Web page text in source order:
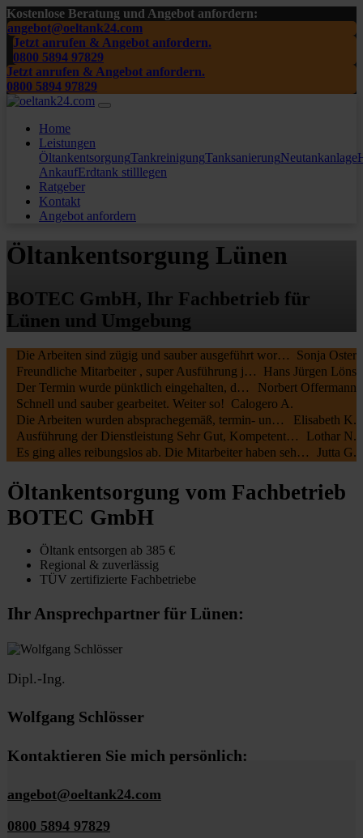
Kostenlose Beratung und Angebot anfordern:
angebot@oeltank24.com
Jetzt anrufen & Angebot anfordern.
0800 5894 97829
Jetzt anrufen & Angebot anfordern.
0800 5894 97829
Home
Leistungen
ÖltankentsorgungTankreinigungTanksanierungNeutankanlage
AnkaufErdtank stilllegen
Ratgeber
Kontakt
Angebot anfordern
Öltankentsorgung Lünen
BOTEC GmbH, Ihr Fachbetrieb für
Lünen und Umgebung
Sonja Oster
Die Arbeiten sind zügig und sauber ausgeführt worden, wir waren sehr zufrieden. Die MA waren freundlich , nochmal ein Danke schön an die beiden.
Hans Jürgen Löns
Freundliche Mitarbeiter , super Ausführung jederzeit zu empfehlen
Norbert Offermann
Der Termin wurde pünktlich eingehalten, die Mitarbeiter waren kundenfreundlich und haben alles gut erledigt. Die Rechnung entsprach dem Auftrag.
Calogero A.
Schnell und sauber gearbeitet. Weiter so!
Elisabeth K.
Die Arbeiten wurden absprachegemäß, termin- und fachgerecht zu unserer vollsten Zufriedenheit durchgeführt. Sehr freundliche Kommunikation sowohl mit Öltank24 als auch mit der Fa. Botec
Lothar N.
Ausführung der Dienstleistung Sehr Gut, Kompetente Mitarbeiter, Sehr Freundliches Personal
Jutta G.
Es ging alles reibungslos ab. Die Mitarbeiter haben sehr schnell und sauber gearbeitet.
Öltankentsorgung vom Fachbetrieb
BOTEC GmbH
Öltank entsorgen ab 385 €
Regional & zuverlässig
TÜV zertifizierte Fachbetriebe
Ihr Ansprechpartner für Lünen:
Dipl.-Ing.
Wolfgang Schlösser
Kontaktieren Sie mich persönlich:
angebot@oeltank24.com
0800 5894 97829